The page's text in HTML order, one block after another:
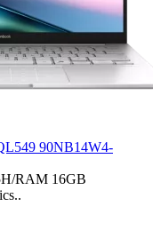
90NB14W4-
RAM 16GB